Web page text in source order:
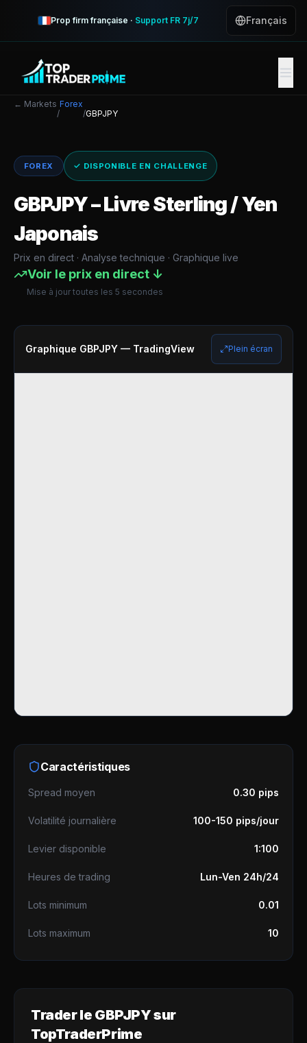
Prop firm française · Support FR 7j/7 Français
← Markets
/
Forex
/GBPJPY
FOREX ✓ DISPONIBLE EN CHALLENGE
GBPJPY–Livre Sterling / Yen
Japonais
Prix en direct · Analyse technique · Graphique live
Voir le prix en direct ↓
Mise à jour toutes les 5 secondes
Graphique GBPJPY — TradingView Plein écran
Caractéristiques
Spread moyen 0.30 pips
Volatilité journalière 100-150 pips/jour
Levier disponible 1:100
Heures de trading Lun-Ven 24h/24
Lots minimum 0.01
Lots maximum 10
Trader le GBPJPYsur
TopTraderPrime